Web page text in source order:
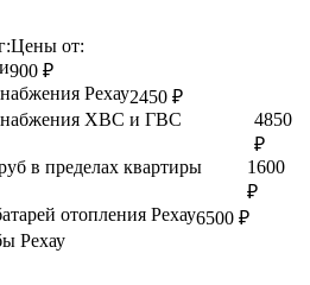
Цены от:
900 ₽
Рехау2450 ₽
ХВС и ГВС
4850
₽
в пределах квартиры
1600
₽
отопления Рехау6500 ₽
Рехау